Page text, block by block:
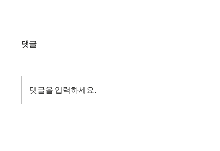
댓글
댓글을 입력하세요.